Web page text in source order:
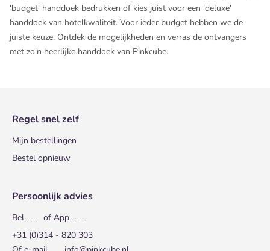
'budget' handdoek bedrukken of kies juist voor een 'deluxe'
handdoek van hotelkwaliteit. Voor ieder budget hebben we de
juiste keuze. Ontdek de mogelijkheden en verras de ontvangers
met zo'n heerlijke handdoek van Pinkcube.
Regel snel zelf
Mijn bestellingen
Bestel opnieuw
Persoonlijk advies
Bel
of App
+31 (0)314 - 820 303